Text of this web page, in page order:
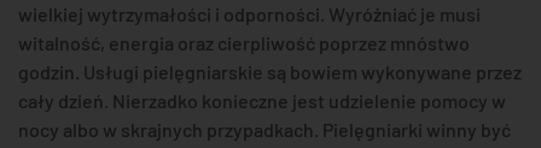
wielkiej wytrzymałości i odporności. Wyróżniać je musi
witalność, energia oraz cierpliwość poprzez mnóstwo
godzin. Usługi pielęgniarskie są bowiem wykonywane przez
cały dzień. Nierzadko konieczne jest udzielenie pomocy w
nocy albo w skrajnych przypadkach. Pielęgniarki winny być